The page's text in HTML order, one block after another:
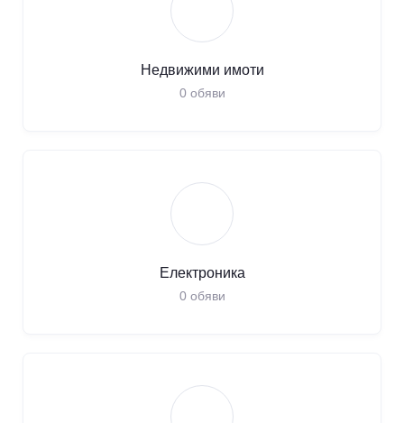
Недвижими имоти
0 обяви
Електроника
0 обяви